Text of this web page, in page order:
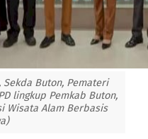
Buton, Pemateri
lingkup Pemkab Buton,
Wisata Alam Berbasis